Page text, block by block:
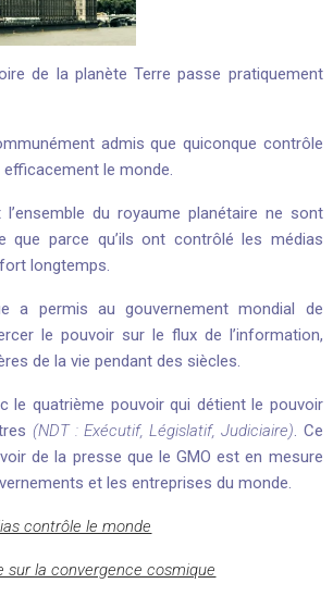
de la planète Terre passe pratiquement
admis que quiconque contrôle
le monde.
du royaume planétaire ne sont
que parce qu’ils ont contrôlé les médias
longtemps.
a permis au gouvernement mondial de
le pouvoir sur le flux de l’information,
de la vie pendant des siècles.
le quatrième pouvoir qui détient le pouvoir
(NDT : Exécutif, Législatif, Judiciaire). Ce
de la presse que le GMO est en mesure
et les entreprises du monde.
contrôle le monde
sur la convergence cosmique